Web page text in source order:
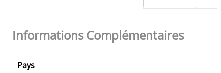
Informations Complémentaires
Pays